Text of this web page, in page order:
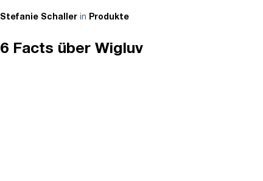
Stefanie Schallerin Produkte
6 Facts über Wigluv